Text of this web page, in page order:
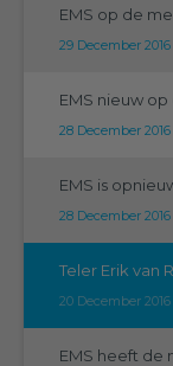
EMS op de
29 December 2016
EMS nieuw op
28 December 2016
EMS is
28 December 2016
Teler Erik van
20 December 2016
EMS heeft de